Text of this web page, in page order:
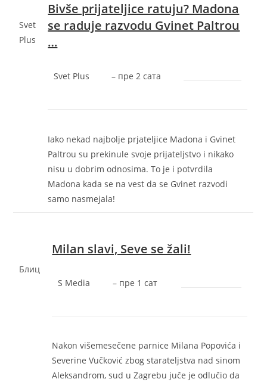
Svet
Plus
Bivše prijateljice ratuju? Madona
se raduje razvodu Gvinet Paltrou
…
Svet Plus – ‎пре 2 сата‎
Iako nekad najbolje prjateljice Madona i Gvinet
Paltrou su prekinule svoje prijateljstvo i nikako
nisu u dobrim odnosima. To je i potvrdila
Madona kada se na vest da se Gvinet razvodi
samo nasmejala!
Блиц
Milan slavi, Seve se žali!
S Media – ‎пре 1 сат‎
Nakon višemesečene parnice Milana Popovića i
Severine Vučković zbog starateljstva nad sinom
Aleksandrom, sud u Zagrebu juče je odlučio da